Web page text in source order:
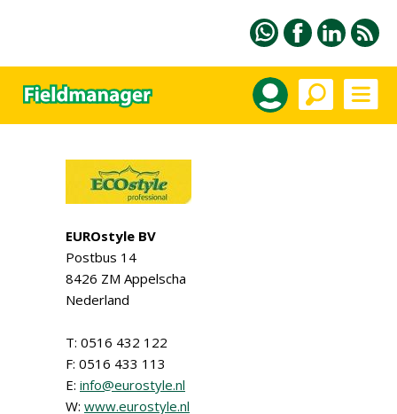
EUROstyle BV
Postbus 14
8426 ZM Appelscha
Nederland
T: 0516 432 122
F: 0516 433 113
E: info@eurostyle.nl
W: www.eurostyle.nl